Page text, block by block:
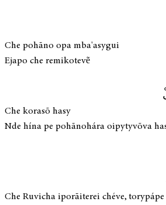
Che pohãno opa mba'asygui
Ejapo che remikotevẽ
Che korasõ hasy
Nde hína pe pohãnohára oipytyvõva
Che Ruvicha iporãiterei chéve,